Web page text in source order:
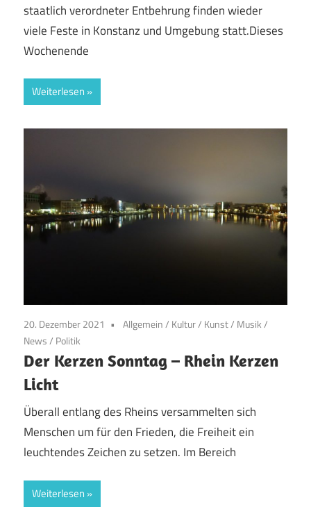
staatlich verordneter Entbehrung finden wieder
viele Feste in Konstanz und Umgebung statt.Dieses
Wochenende
Weiterlesen
20. Dezember 2021 Allgemein/ Kultur/ Kunst/ Musik/
News/ Politik
Der Kerzen Sonntag – Rhein Kerzen
Licht
Überall entlang des Rheins versammelten sich
Menschen um für den Frieden, die Freiheit ein
leuchtendes Zeichen zu setzen. Im Bereich
Weiterlesen